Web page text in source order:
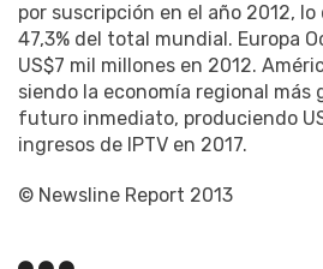
por suscripción en el año 2012, lo
47,3% del total mundial. Europa
US$7 mil millones en 2012.
siendo la economía regional más
futuro inmediato, produciendo
ingresos de IPTV en 2017.
© Newsline Report 2013